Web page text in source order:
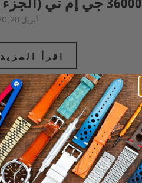
أبريل 28, 2020
اقرأ المزيد